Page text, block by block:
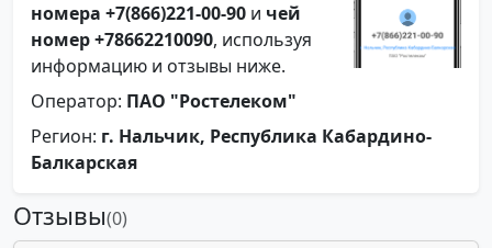
номера +7(866)221-00-90 и чей
номер +78662210090, используя
информацию и отзывы ниже.
Оператор: ПАО "Ростелеком"
Регион: г. Нальчик, Республика Кабардино-
Балкарская
Отзывы(0)